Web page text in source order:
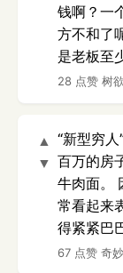
钱啊？一
方不和了
是老板至
28 点赞 树
▲
▼
“新型穷
百万的房
牛肉面。
常看起来
得紧紧巴
67 点赞 奇